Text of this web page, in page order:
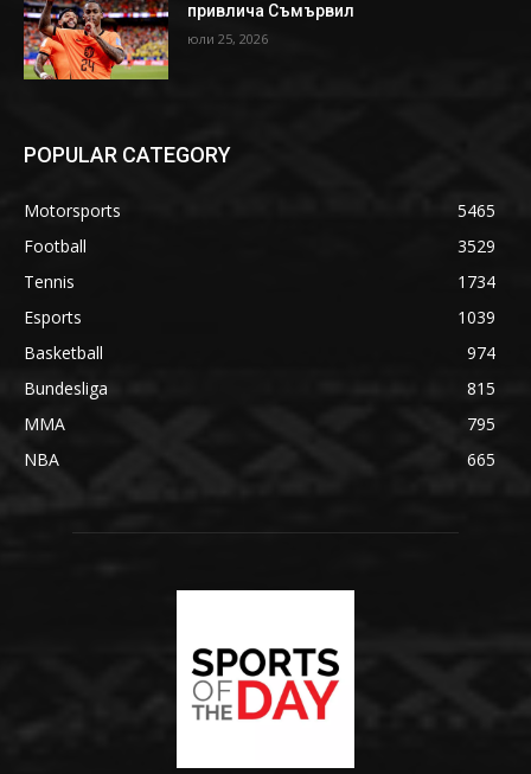
привлича Съмървил
юли 25, 2026
POPULAR CATEGORY
Motorsports
5465
Football
3529
Tennis
1734
Esports
1039
Basketball
974
Bundesliga
815
MMA
795
NBA
665